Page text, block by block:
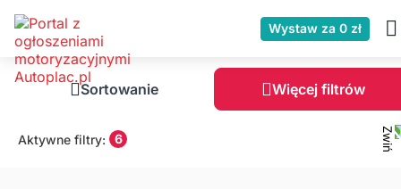
Wystaw za 0 zł
Sortowanie Więcej filtrów
Aktywne filtry: 6